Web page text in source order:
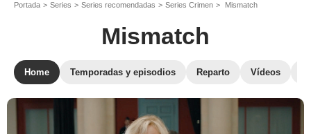
Portada Series Series recomendadas Series Crimen Mismatch
Mismatch
Home Temporadas y episodios Reparto Vídeos